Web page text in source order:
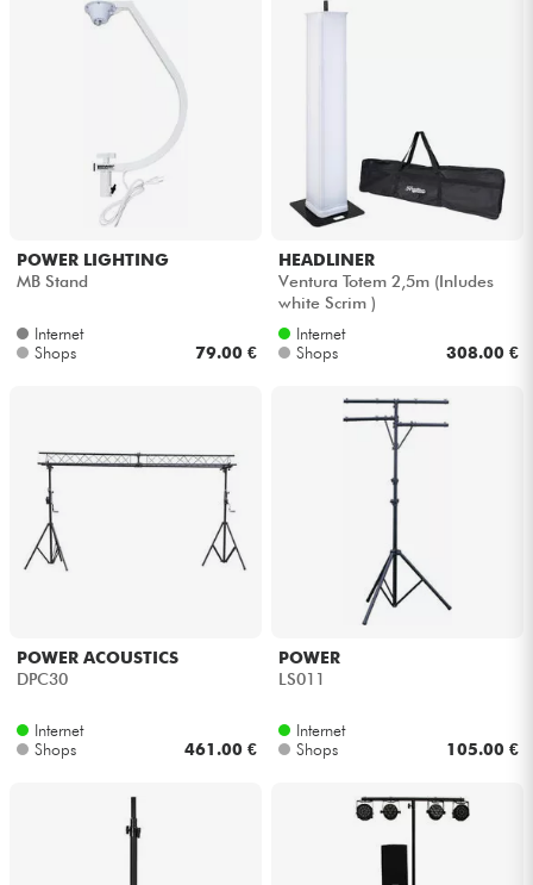
POWER LIGHTING
MB Stand
Internet
Shops
79.00 €
HEADLINER
Ventura Totem 2,5m (Inludes
white Scrim )
Internet
Shops
308.00 €
POWER ACOUSTICS
DPC30
Internet
Shops
461.00 €
POWER
LS011
Internet
Shops
105.00 €